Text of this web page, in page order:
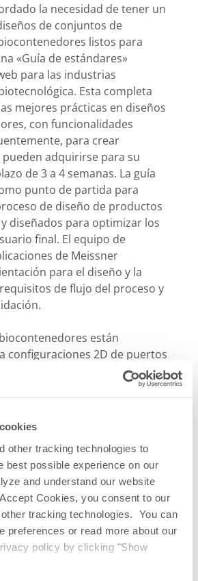
other tracking technologies to
best possible experience on our
and understand our website
Cookies, you consent to our
tracking technologies. You can
preferences or read more about our
policy by clicking "Show
la necesidad de tener un
de conjuntos de
listos para
«Guía de estándares»
para las industrias
Esta completa
mejores prácticas en diseños
con funcionalidades
para crear
adquirirse para su
de 3 a 4 semanas. La guía
punto de partida para
de diseño de productos
diseñados para optimizar los
final. El equipo de
de Meissner
para el diseño y la
de flujo del proceso y
están
configuraciones 2D de puertos
y configuraciones 3D,
optimizados para los
rígidos FlexStation®y
de tambor cilíndrico estándar
de más de 65 páginas de
de ensamblaje de
estándar como referencia.